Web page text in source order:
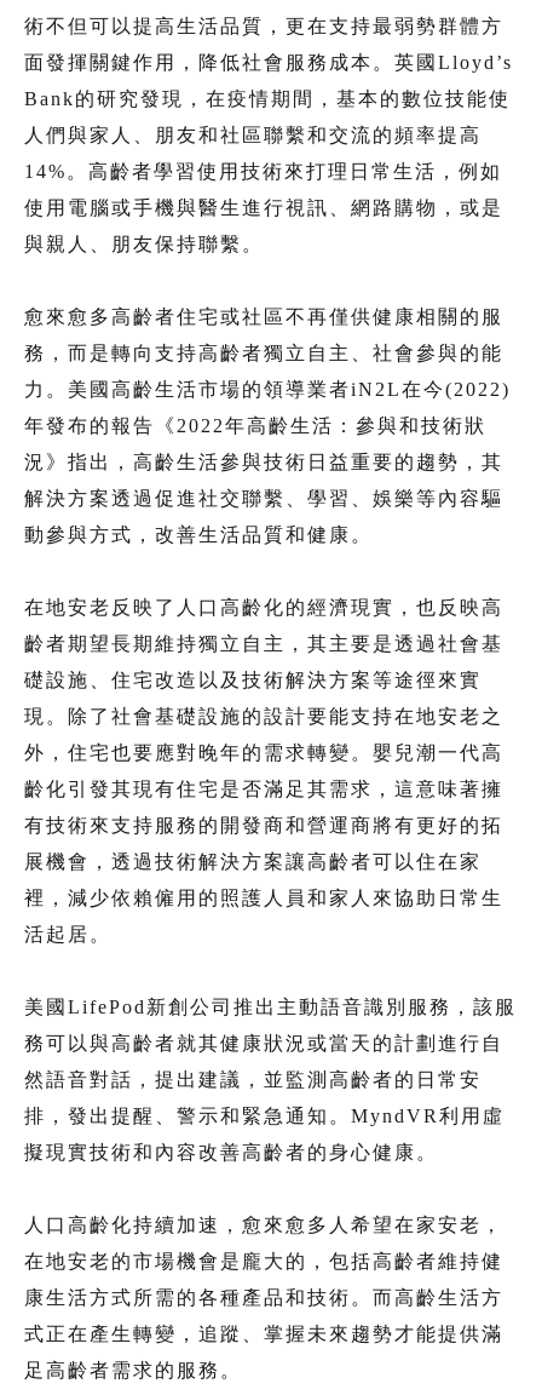
術不但可以提高生活品質，更在支持最弱勢群體方
面發揮關鍵作用，降低社會服務成本。英國Lloyd’s
Bank的研究發現，在疫情期間，基本的數位技能使
人們與家人、朋友和社區聯繫和交流的頻率提高
14%。高齡者學習使用技術來打理日常生活，例如
使用電腦或手機與醫生進行視訊、網路購物，或是
與親人、朋友保持聯繫。
愈來愈多高齡者住宅或社區不再僅供健康相關的服
務，而是轉向支持高齡者獨立自主、社會參與的能
力。美國高齡生活市場的領導業者iN2L在今(2022)
年發布的報告《2022年高齡生活：參與和技術狀
況》指出，高齡生活參與技術日益重要的趨勢，其
解決方案透過促進社交聯繫、學習、娛樂等內容驅
動參與方式，改善生活品質和健康。
在地安老反映了人口高齡化的經濟現實，也反映高
齡者期望長期維持獨立自主，其主要是透過社會基
礎設施、住宅改造以及技術解決方案等途徑來實
現。除了社會基礎設施的設計要能支持在地安老之
外，住宅也要應對晚年的需求轉變。嬰兒潮一代高
齡化引發其現有住宅是否滿足其需求，這意味著擁
有技術來支持服務的開發商和營運商將有更好的拓
展機會，透過技術解決方案讓高齡者可以住在家
裡，減少依賴僱用的照護人員和家人來協助日常生
活起居。
美國LifePod新創公司推出主動語音識別服務，該服
務可以與高齡者就其健康狀況或當天的計劃進行自
然語音對話，提出建議，並監測高齡者的日常安
排，發出提醒、警示和緊急通知。MyndVR利用虛
擬現實技術和內容改善高齡者的身心健康。
人口高齡化持續加速，愈來愈多人希望在家安老，
在地安老的市場機會是龐大的，包括高齡者維持健
康生活方式所需的各種產品和技術。而高齡生活方
式正在產生轉變，追蹤、掌握未來趨勢才能提供滿
足高齡者需求的服務。